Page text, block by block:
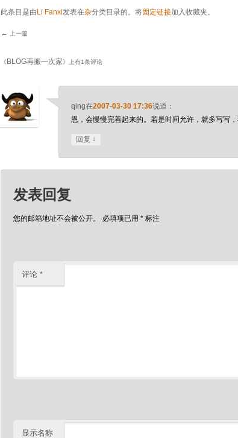
此条目是由 Li Fanxi发表在杂分类目录的。将固定链接加入收藏夹。
文章导航
← 上一篇
《BLOG再搬一次家》上有1条评论
qing在2007-03-30 17:36说道：
恩，会慢慢完善起来的。若是时间允许，就多写写
回复 ↓
发表回复
您的邮箱地址不会被公开。 必填项已用 *标注
评论 *
显示名称